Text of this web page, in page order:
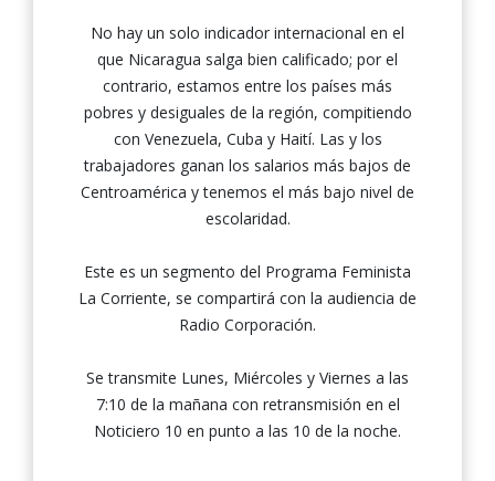
No hay un solo indicador internacional en el
que Nicaragua salga bien calificado; por el
contrario, estamos entre los países más
pobres y desiguales de la región, compitiendo
con Venezuela, Cuba y Haití. Las y los
trabajadores ganan los salarios más bajos de
Centroamérica y tenemos el más bajo nivel de
escolaridad.
Este es un segmento del Programa Feminista
La Corriente, se compartirá con la audiencia de
Radio Corporación.
Se transmite Lunes, Miércoles y Viernes a las
7:10 de la mañana con retransmisión en el
Noticiero 10 en punto a las 10 de la noche.